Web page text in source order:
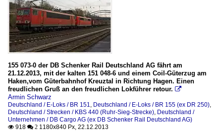
155 073-0 der DB Schenker Rail Deutschland AG fährt am
21.12.2013, mit der kalten 151 048-6 und einem Coil-Güterzug am
Haken,vom Güterbahnhof Kreuztal in Richtung Hagen. Einen
freudlichen Gruß an den freudlichen Lokführer retour. 
Armin Schwarz
Deutschland / E-Loks / BR 151 Deutschland / E-Loks / BR 155 (ex DR 250)
Deutschland / Strecken / KBS 440 (Ruhr-Sieg-Strecke) Deutschland /
Unternehmen / DB Cargo AG (ex DB Schenker Rail Deutschland AG)
 918  2 1180x840 Px, 22.12.2013